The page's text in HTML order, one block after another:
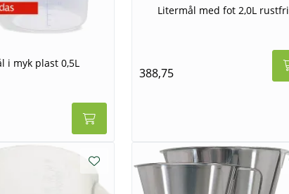
i myk plast 0,5L
Litermål med fot 2,0L rustfri
388,75